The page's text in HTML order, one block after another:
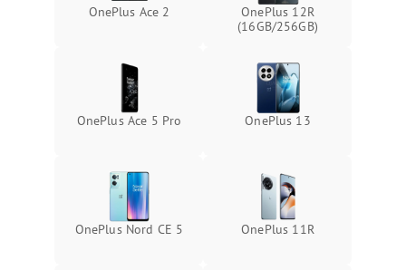
OnePlus Ace 2
OnePlus 12R
(16GB/256GB)
OnePlus Ace 5 Pro OnePlus 13
OnePlus Nord CE 5 OnePlus 11R